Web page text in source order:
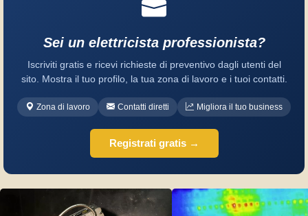
Sei un elettricista professionista?
Iscriviti gratis e ricevi richieste di preventivo dagli utenti del
sito. Mostra il tuo profilo, la tua zona di lavoro e i tuoi contatti.
Zona di lavoro Contatti diretti Migliora il tuo business
Registrati gratis →